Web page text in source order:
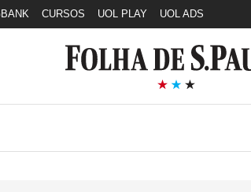
CURSOS UOL PLAY UOL ADS